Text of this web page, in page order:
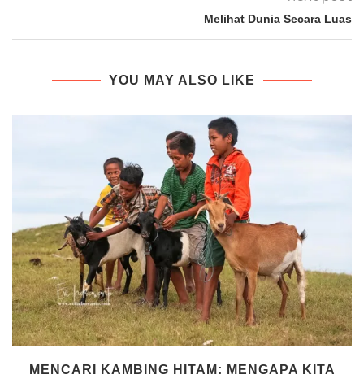
Melihat Dunia Secara Luas
YOU MAY ALSO LIKE
MENCARI KAMBING HITAM: MENGAPA KITA